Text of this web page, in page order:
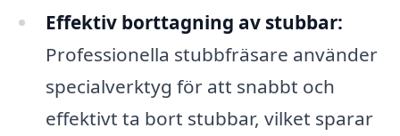
Effektiv borttagning av stubbar:
Professionella stubbfräsare använder
specialverktyg för att snabbt och
effektivt ta bort stubbar, vilket sparar